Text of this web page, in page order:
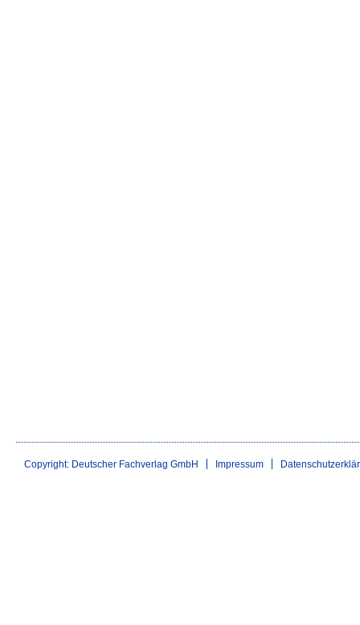
Copyright: Deutscher Fachverlag GmbH Impressum